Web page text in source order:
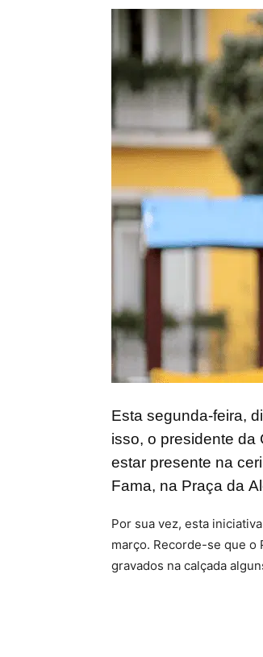
Esta segunda-feira,
isso, o presidente da
estar presente na
Fama, na Praça da
Por sua vez, esta
março. Recorde-se que o
gravados na calçada